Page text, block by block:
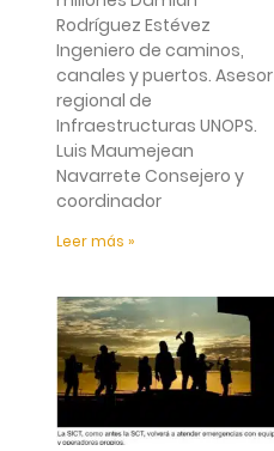
Rodríguez Estévez
Ingeniero de caminos,
canales y puertos. Asesor
regional de
Infraestructuras UNOPS.
Luis Maumejean
Navarrete Consejero y
coordinador
Leer más »